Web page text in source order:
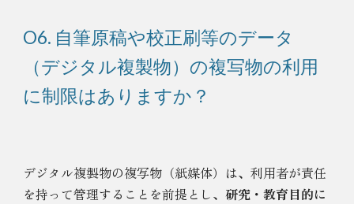
O6. 自筆原稿や校正刷等のデータ
（デジタル複製物）の複写物の利用
に制限はありますか？
デジタル複製物の複写物（紙媒体）は、利用者が責任
を持って管理することを前提とし、研究・教育目的に